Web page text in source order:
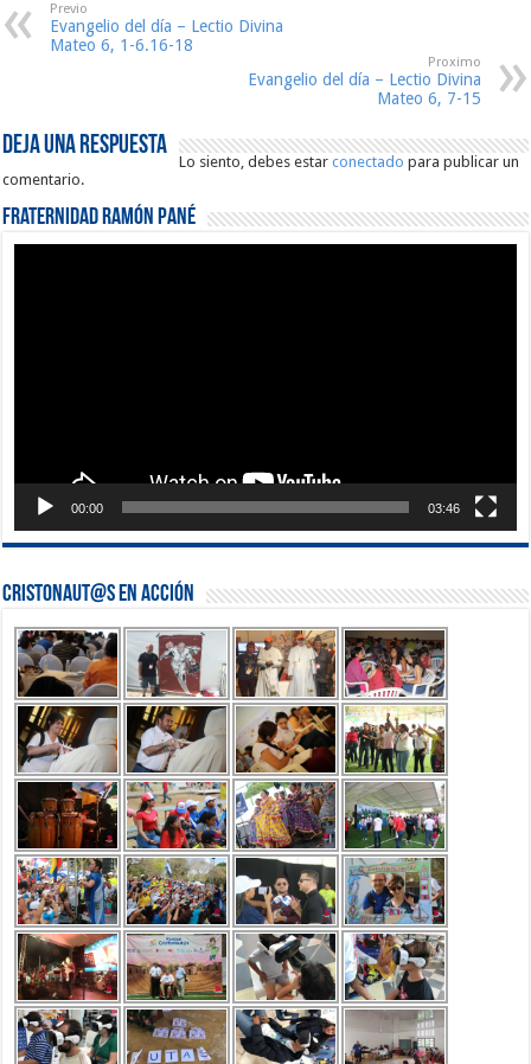
Previo
Evangelio del día – Lectio Divina
Mateo 6, 1-6.16-18
Proximo
Evangelio del día – Lectio Divina
Mateo 6, 7-15
Deja una respuesta
Lo siento, debes estarconectado para publicar un
comentario.
Fraternidad Ramón Pané
00:00 03:46
Cristonaut@s en Acción